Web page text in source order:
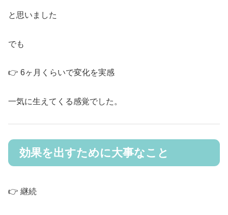
と思いました
でも
👉 6ヶ月くらいで変化を実感
一気に生えてくる感覚でした。
効果を出すために大事なこと
👉 継続